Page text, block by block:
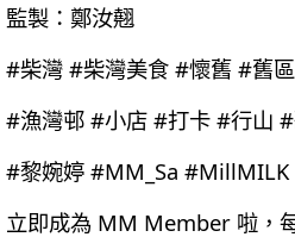
監製：鄭汝翹
#柴灣 #柴灣美食 #懷舊 #舊
#漁灣邨 #小店 #打卡 #行山
#黎婉婷 #MM_Sa #MillMILK
立即成為 MM Member 啦，